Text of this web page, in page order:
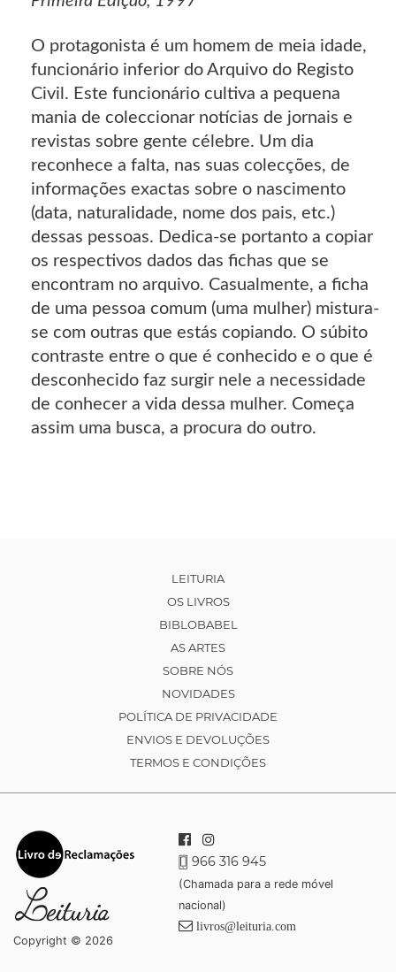
O protagonista é um homem de meia idade,
funcionário inferior do Arquivo do Registo
Civil. Este funcionário cultiva a pequena
mania de coleccionar notícias de jornais e
revistas sobre gente célebre. Um dia
reconhece a falta, nas suas colecções, de
informações exactas sobre o nascimento
(data, naturalidade, nome dos pais, etc.)
dessas pessoas. Dedica-se portanto a copiar
os respectivos dados das fichas que se
encontram no arquivo. Casualmente, a ficha
de uma pessoa comum (uma mulher) mistura-
se com outras que estás copiando. O súbito
contraste entre o que é conhecido e o que é
desconhecido faz surgir nele a necessidade
de conhecer a vida dessa mulher. Começa
assim uma busca, a procura do outro.
LEITURIA
OS LIVROS
BIBLOBABEL
AS ARTES
SOBRE NÓS
NOVIDADES
POLÍTICA DE PRIVACIDADE
ENVIOS E DEVOLUÇÕES
TERMOS E CONDIÇÕES
Copyright © 2026
966 316 945
(Chamada para a rede móvel
nacional)
livros@leituria.com